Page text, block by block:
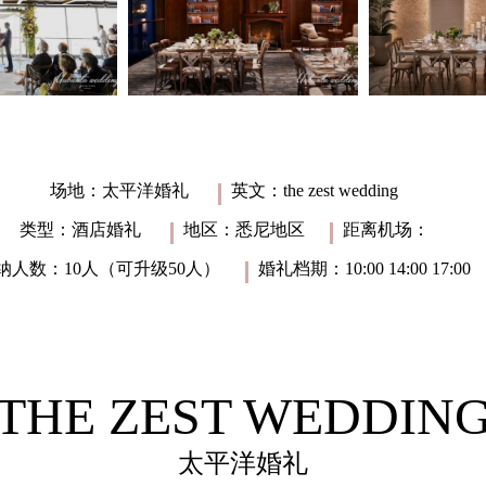
场地：太平洋婚礼 英文：the zest wedding
类型：酒店婚礼 地区：悉尼地区 距离机场：
人数：10人（可升级50人） 婚礼档期：10:00 14:00 17:00
ZEST
太平洋婚礼